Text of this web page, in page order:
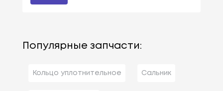
Популярные запчасти:
Кольцо уплотнительное Сальник